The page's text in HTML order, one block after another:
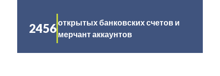
2456открытых банковских счетов и
мерчант аккаунтов